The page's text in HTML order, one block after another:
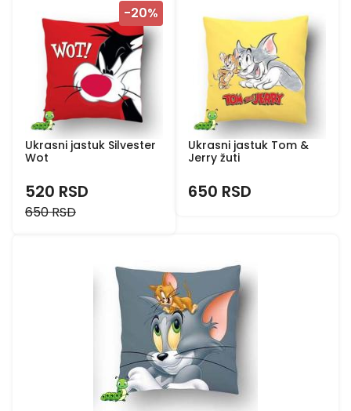
Ukrasni jastuk Silvester
Wot
-20%
520 RSD
650 RSD
Ukrasni jastuk Tom &
Jerry žuti
650 RSD